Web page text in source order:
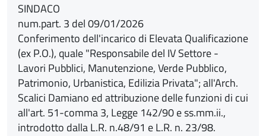
SINDACO
num.part. 3 del 09/01/2026
Conferimento dell'incarico di Elevata Qualificazione
(ex P.O.), quale "Responsabile del IV Settore -
Lavori Pubblici, Manutenzione, Verde Pubblico,
Patrimonio, Urbanistica, Edilizia Privata"; all'Arch.
Scalici Damiano ed attribuzione delle funzioni di cui
all'art. 51-comma 3, Legge 142/90 e ss.mm.ii.,
introdotto dalla L.R. n.48/91 e L.R. n. 23/98.